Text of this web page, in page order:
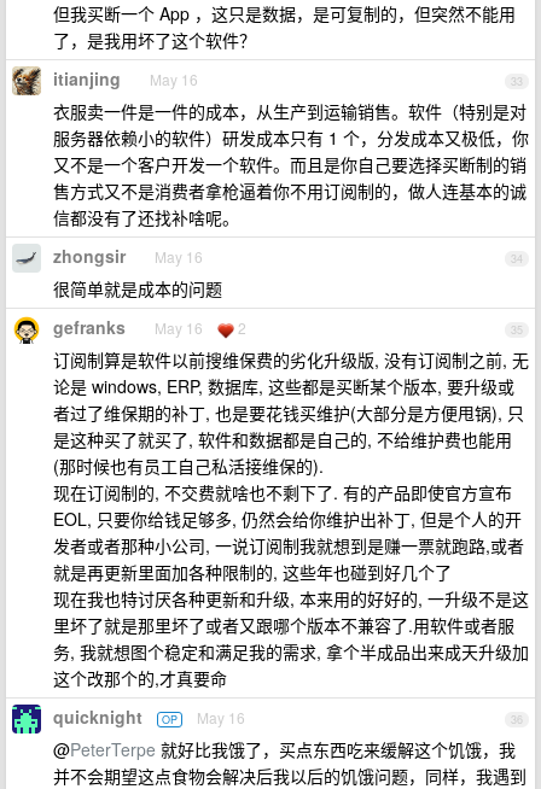
但我买断一个 App ，这只是数据，是可复制的，但突然不能用
了，是我用坏了这个软件？
33
itianjing May 16
衣服卖一件是一件的成本，从生产到运输销售。软件（特别是对
服务器依赖小的软件）研发成本只有 1 个，分发成本又极低，你
又不是一个客户开发一个软件。而且是你自己要选择买断制的销
售方式又不是消费者拿枪逼着你不用订阅制的，做人连基本的诚
信都没有了还找补啥呢。
34
zhongsir May 16
很简单就是成本的问题
35
gefranks May 16 2
订阅制算是软件以前搜维保费的劣化升级版, 没有订阅制之前, 无
论是 windows, ERP, 数据库, 这些都是买断某个版本, 要升级或
者过了维保期的补丁, 也是要花钱买维护(大部分是方便甩锅), 只
是这种买了就买了, 软件和数据都是自己的, 不给维护费也能用
(那时候也有员工自己私活接维保的).
现在订阅制的, 不交费就啥也不剩下了. 有的产品即使官方宣布
EOL, 只要你给钱足够多, 仍然会给你维护出补丁, 但是个人的开
发者或者那种小公司, 一说订阅制我就想到是赚一票就跑路,或者
就是再更新里面加各种限制的, 这些年也碰到好几个了
现在我也特讨厌各种更新和升级, 本来用的好好的, 一升级不是这
里坏了就是那里坏了或者又跟哪个版本不兼容了.用软件或者服
务, 我就想图个稳定和满足我的需求, 拿个半成品出来成天升级加
这个改那个的,才真要命
36
quicknight OP May 16
@PeterTerpe 就好比我饿了，买点东西吃来缓解这个饥饿，我
并不会期望这点食物会解决后我以后的饥饿问题，同样，我遇到